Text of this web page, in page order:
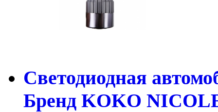
Cветодиодная
Бренд KOKO